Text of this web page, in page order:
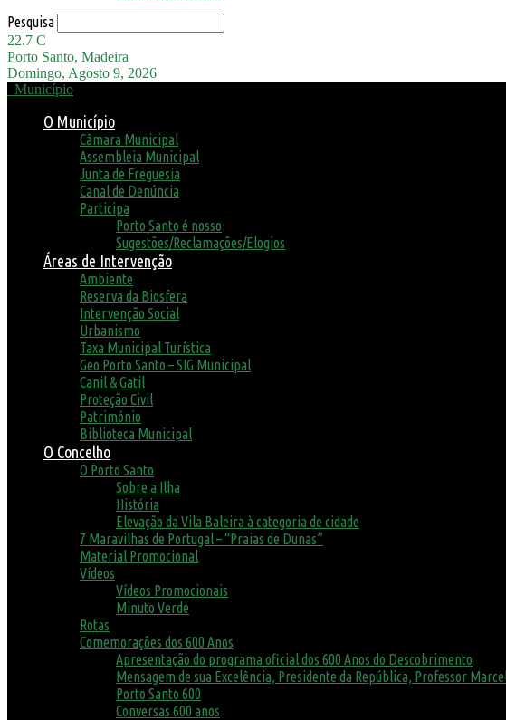
Pesquisa
22.7 C
Porto Santo, Madeira
Domingo, Agosto 9, 2026
Município
O Município
Câmara Municipal
Assembleia Municipal
Junta de Freguesia
Canal de Denúncia
Participa
Porto Santo é nosso
Sugestões/Reclamações/Elogios
Áreas de Intervenção
Ambiente
Reserva da Biosfera
Intervenção Social
Urbanismo
Taxa Municipal Turística
Geo Porto Santo – SIG Municipal
Canil & Gatil
Proteção Civil
Património
Biblioteca Municipal
O Concelho
O Porto Santo
Sobre a Ilha
História
Elevação da Vila Baleira à categoria de cidade
7 Maravilhas de Portugal – “Praias de Dunas”
Material Promocional
Vídeos
Vídeos Promocionais
Minuto Verde
Rotas
Comemorações dos 600 Anos
Apresentação do programa oficial dos 600 Anos do Descobrimento
Mensagem de sua Excelência, Presidente da República, Professor
Porto Santo 600
Conversas 600 anos